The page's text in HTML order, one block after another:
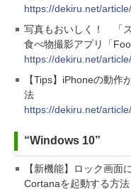
https://dekiru.net/
写真もおいしく！ 「
食べ物撮影アプリ「
https://dekiru.net/
【Tips】iPhoneの動作
法
https://dekiru.net/
“Windows 10”
【新機能】ロック画面
Cortanaを起動する方法